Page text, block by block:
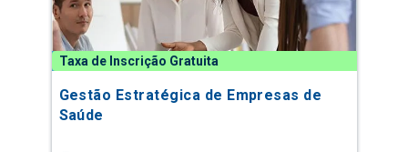
Taxa de Inscrição Gratuita
Gestão Estratégica de Empresas de
Saúde